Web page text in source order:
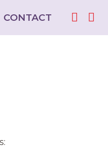
CONTACT
page
CONTACT
page